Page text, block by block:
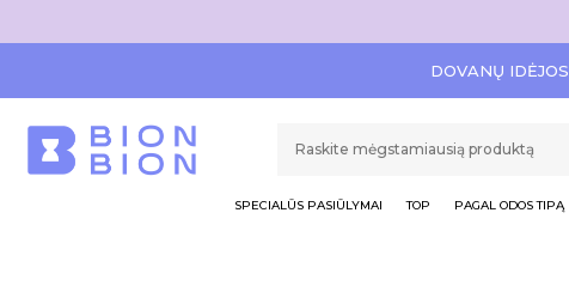
DOVANŲ IDĖJOS
SPECIALŪS PASIŪLYMAI TOP PAGAL ODOS TIPĄ